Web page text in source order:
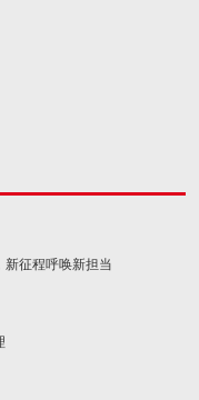
征程呼唤新担当